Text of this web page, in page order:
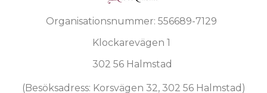
Organisationsnummer: 556689-7129
Klockarevägen 1
302 56 Halmstad
(Besöksadress: Korsvägen 32, 302 56 Halmstad)